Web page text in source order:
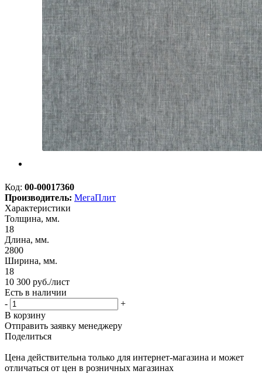
Код: 00-00017360
Производитель: МегаПлит
Характеристики
Толщина, мм.
18
Длина, мм.
2800
Ширина, мм.
18
10 300 руб./лист
Есть в наличии
-
+
В корзину
Отправить заявку менеджеру
Поделиться
Цена действительна только для интернет-магазина и может
отличаться от цен в розничных магазинах